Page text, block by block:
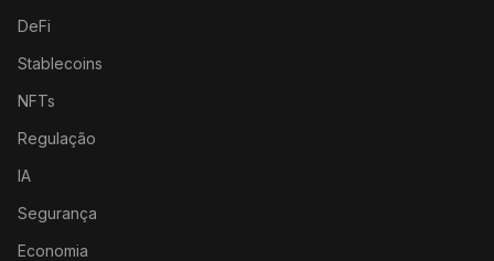
DeFi
Stablecoins
NFTs
Regulação
IA
Segurança
Economia